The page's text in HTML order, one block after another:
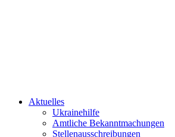
Aktuelles
Ukrainehilfe
Amtliche Bekanntmachungen
Stellenausschreibungen